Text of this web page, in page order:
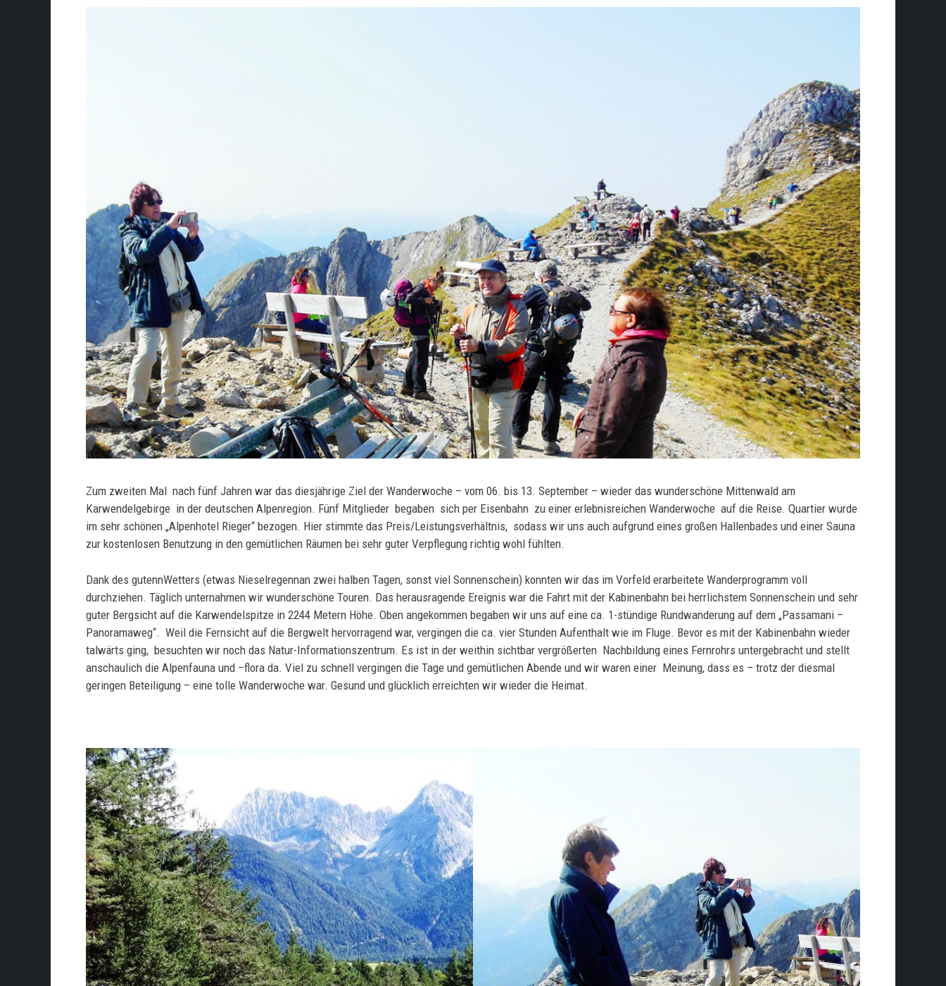
Zum zweiten Mal nach fünf Jahren war das diesjährige Ziel der Wanderwoche – vom 06. bis 13. September – wieder das wunderschöne Mittenwald am
Karwendelgebirge in der deutschen Alpenregion. Fünf Mitglieder begaben sich per Eisenbahn zu einer erlebnisreichen Wanderwoche auf die Reise. Quartier wurde
im sehr schönen „Alpenhotel Rieger“ bezogen. Hier stimmte das Preis/Leistungsverhältnis, sodass wir uns auch aufgrund eines großen Hallenbades und einer Sauna
zur kostenlosen Benutzung in den gemütlichen Räumen bei sehr guter Verpflegung richtig wohl fühlten.
Dank des gutennWetters (etwas Nieselregennan zwei halben Tagen, sonst viel Sonnenschein) konnten wir das im Vorfeld erarbeitete Wanderprogramm voll
durchziehen. Täglich unternahmen wir wunderschöne Touren. Das herausragende Ereignis war die Fahrt mit der Kabinenbahn bei herrlichstem Sonnenschein und sehr
guter Bergsicht auf die Karwendelspitze in 2244 Metern Höhe. Oben angekommen begaben wir uns auf eine ca. 1-stündige Rundwanderung auf dem „Passamani –
Panoramaweg“. Weil die Fernsicht auf die Bergwelt hervorragend war, vergingen die ca. vier Stunden Aufenthalt wie im Fluge. Bevor es mit der Kabinenbahn wieder
talwärts ging, besuchten wir noch das Natur-Informationszentrum. Es ist in der weithin sichtbar vergrößerten Nachbildung eines Fernrohrs untergebracht und stellt
anschaulich die Alpenfauna und –flora da. Viel zu schnell vergingen die Tage und gemütlichen Abende und wir waren einer Meinung, dass es – trotz der diesmal
geringen Beteiligung – eine tolle Wanderwoche war. Gesund und glücklich erreichten wir wieder die Heimat.